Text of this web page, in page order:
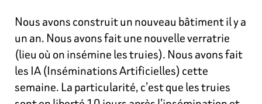
Nous avons construit un nouveau bâtiment il y a
un an. Nous avons fait une nouvelle verratrie
(lieu où on insémine les truies). Nous avons fait
les IA (Inséminations Artificielles) cette
semaine. La particularité, c’est que les truies